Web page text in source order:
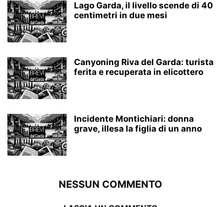
Lago Garda, il livello scende di 40
centimetri in due mesi
Canyoning Riva del Garda: turista
ferita e recuperata in elicottero
Incidente Montichiari: donna
grave, illesa la figlia di un anno
NESSUN COMMENTO